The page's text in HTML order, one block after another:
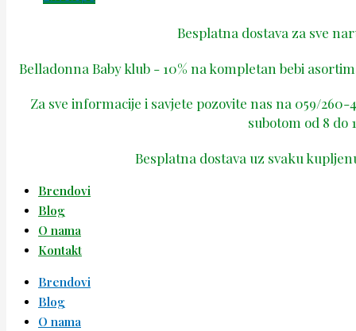
Besplatna dostava za sve
Belladonna Baby klub - 10% na kompletan bebi
Za sve informacije i savjete pozovite nas na 059/
subotom od 8 do
Besplatna dostava uz svaku
Brendovi
Blog
O nama
Kontakt
Brendovi
Blog
O nama